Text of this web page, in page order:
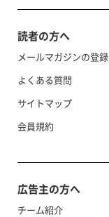
読者の方へ
メールマガジンの登録
よくある質問
サイトマップ
会員規約
広告主の方へ
チーム紹介